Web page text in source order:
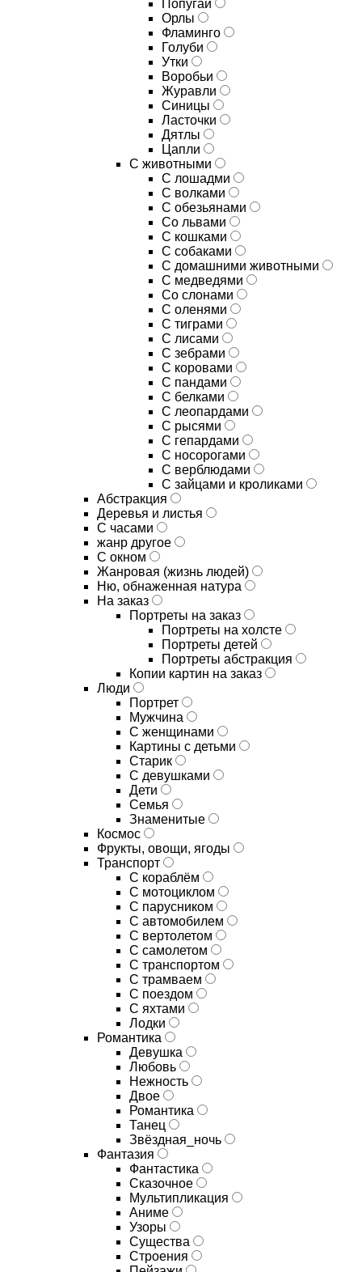
Попугаи
Орлы
Фламинго
Голуби
Утки
Воробьи
Журавли
Синицы
Ласточки
Дятлы
Цапли
С животными
С лошадми
С волками
С обезьянами
Со львами
С кошками
С собаками
С домашними животными
С медведями
Со слонами
С оленями
С тиграми
С лисами
С зебрами
С коровами
С пандами
С белками
С леопардами
С рысями
С гепардами
С носорогами
С верблюдами
С зайцами и кроликами
Абстракция
Деревья и листья
С часами
жанр другое
С окном
Жанровая (жизнь людей)
Ню, обнаженная натура
На заказ
Портреты на заказ
Портреты на холсте
Портреты детей
Портреты абстракция
Копии картин на заказ
Люди
Портрет
Мужчина
С женщинами
Картины с детьми
Старик
С девушками
Дети
Семья
Знаменитые
Космос
Фрукты, овощи, ягоды
Транспорт
С кораблём
С мотоциклом
С парусником
С автомобилем
С вертолетом
С самолетом
С транспортом
С трамваем
С поездом
С яхтами
Лодки
Романтика
Девушка
Любовь
Нежность
Двое
Романтика
Танец
Звёздная_ночь
Фантазия
Фантастика
Сказочное
Мультипликация
Аниме
Узоры
Существа
Строения